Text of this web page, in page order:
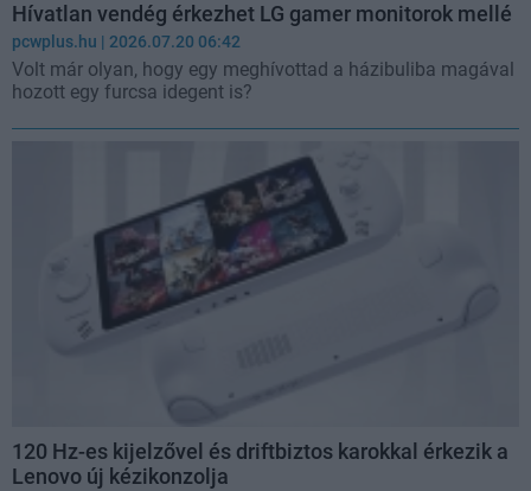
Hívatlan vendég érkezhet LG gamer monitorok mellé
pcwplus.hu | 2026.07.20 06:42
Volt már olyan, hogy egy meghívottad a házibuliba magával
hozott egy furcsa idegent is?
120 Hz-es kijelzővel és driftbiztos karokkal érkezik a
Lenovo új kézikonzolja